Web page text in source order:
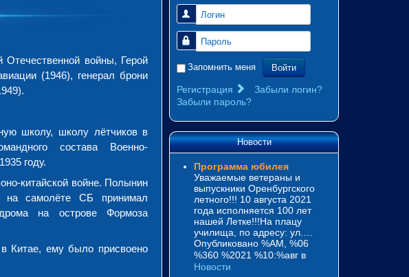
Отечественной войны, Герой
(1946), генерал брони
школу, школу лётчиков в
состава Военно-
году.
китайской войне. Полынин
на самолёте СБ принимал
на острове Формоза
Китае, ему было присвоено
Логин
Пароль
Запомнить меня Войти
Регистрация
Забыли логин?
Забыли пароль?
Новости
Программа юбилея
Уважаемые ветераны и
выпускники Оренбургского
летного!!! 10 августа 2021
года исполняется 100 лет
нашей Летке!!!На плацу
училища, по адресу: ул.…
Опубликовано %AM, %06
%360 %2021 %10:%авг в
Новости